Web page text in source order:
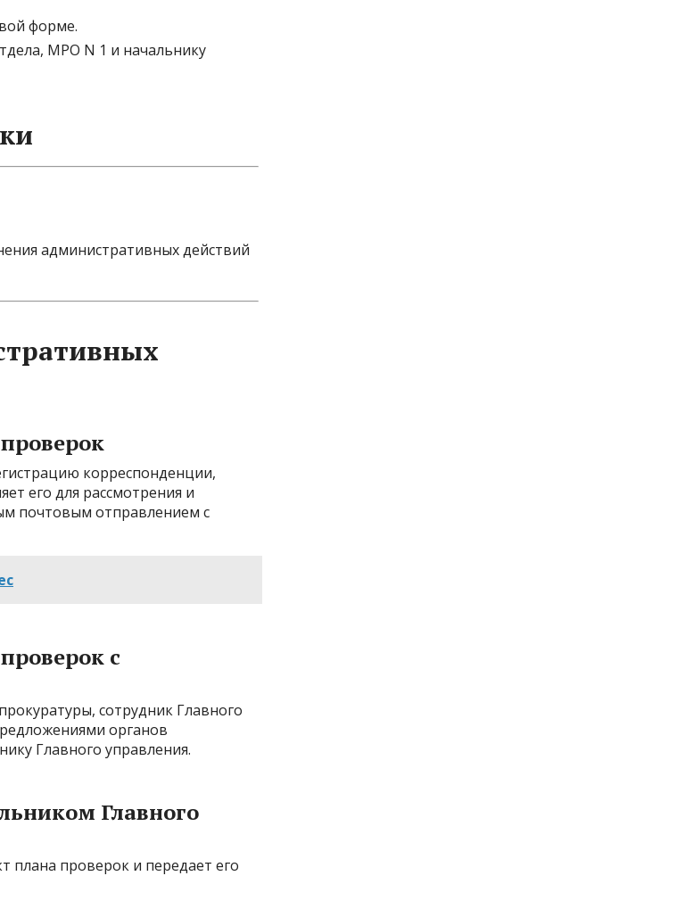
форме.
МРО N 1 и начальнику
административных действий
корреспонденции,
его для рассмотрения и
почтовым отправлением с
с
сотрудник Главного
органов
Главного управления.
Главного
плана проверок и передает его